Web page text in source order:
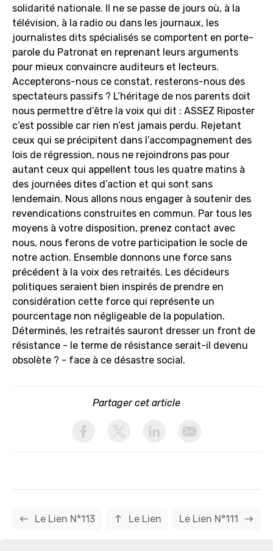
solidarité nationale. Il ne se passe de jours où, à la
télévision, à la radio ou dans les journaux, les
journalistes dits spécialisés se comportent en porte-
parole du Patronat en reprenant leurs arguments
pour mieux convaincre auditeurs et lecteurs.
Accepterons-nous ce constat, resterons-nous des
spectateurs passifs ? L’héritage de nos parents doit
nous permettre d’être la voix qui dit : ASSEZ Riposter
c’est possible car rien n’est jamais perdu. Rejetant
ceux qui se précipitent dans l’accompagnement des
lois de régression, nous ne rejoindrons pas pour
autant ceux qui appellent tous les quatre matins à
des journées dites d’action et qui sont sans
lendemain. Nous allons nous engager à soutenir des
revendications construites en commun. Par tous les
moyens à votre disposition, prenez contact avec
nous, nous ferons de votre participation le socle de
notre action. Ensemble donnons une force sans
précédent à la voix des retraités. Les décideurs
politiques seraient bien inspirés de prendre en
considération cette force qui représente un
pourcentage non négligeable de la population.
Déterminés, les retraités sauront dresser un front de
résistance - le terme de résistance serait-il devenu
obsolète ? - face à ce désastre social.
Partager cet article
west Le Lien N°113 north Le Lien Le Lien N°111 east